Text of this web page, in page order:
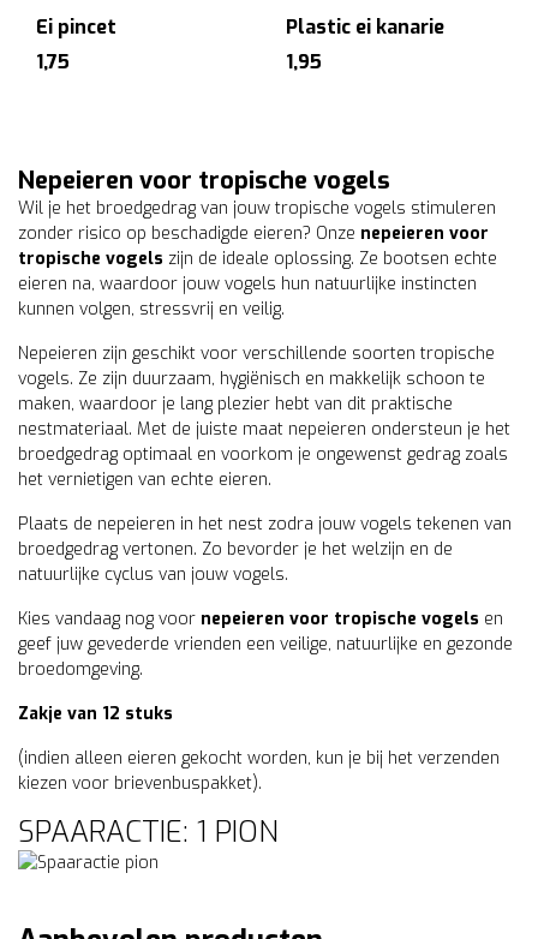
Ei pincet
1,75
Plastic ei kanarie
1,95
Nepeieren voor tropische vogels
Wil je het broedgedrag van jouw tropische vogels stimuleren
zonder risico op beschadigde eieren? Onze nepeieren voor
tropische vogels zijn de ideale oplossing. Ze bootsen echte
eieren na, waardoor jouw vogels hun natuurlijke instincten
kunnen volgen, stressvrij en veilig.
Nepeieren zijn geschikt voor verschillende soorten tropische
vogels. Ze zijn duurzaam, hygiënisch en makkelijk schoon te
maken, waardoor je lang plezier hebt van dit praktische
nestmateriaal. Met de juiste maat nepeieren ondersteun je het
broedgedrag optimaal en voorkom je ongewenst gedrag zoals
het vernietigen van echte eieren.
Plaats de nepeieren in het nest zodra jouw vogels tekenen van
broedgedrag vertonen. Zo bevorder je het welzijn en de
natuurlijke cyclus van jouw vogels.
Kies vandaag nog voor nepeieren voor tropische vogels en
geef juw gevederde vrienden een veilige, natuurlijke en gezonde
broedomgeving.
Zakje van 12 stuks
(indien alleen eieren gekocht worden, kun je bij het verzenden
kiezen voor brievenbuspakket).
SPAARACTIE: 1 PION